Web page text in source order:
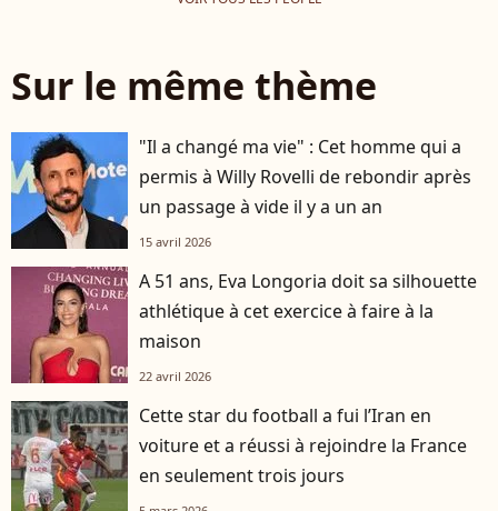
Sur le même thème
"Il a changé ma vie" : Cet homme qui a
permis à Willy Rovelli de rebondir après
un passage à vide il y a un an
15 avril 2026
A 51 ans, Eva Longoria doit sa silhouette
athlétique à cet exercice à faire à la
maison
22 avril 2026
Cette star du football a fui l’Iran en
voiture et a réussi à rejoindre la France
en seulement trois jours